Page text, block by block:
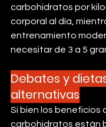
carbohidratos por
corporal al día,
entrenamiento
necesitar de 3 a 5
Debates y
alternativas
Si bien los beneficios
carbohidratos están